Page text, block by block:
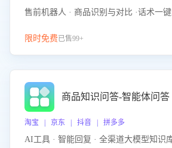
售前机器人 · 商品识别与对比 ·话术一
限时免费已售99+
商品知识问答-智能体问答
淘宝 | 京东 | 抖音 | 拼多多
AI工具 · 智能回复 · 全渠道大模型知识